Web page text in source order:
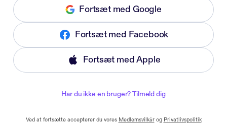
Fortsæt med Google
Fortsæt med Facebook
Fortsæt med Apple
Har du ikke en bruger? Tilmeld dig
Ved at fortsætte accepterer du vores Medlemsvilkår og Privatlivspolitik